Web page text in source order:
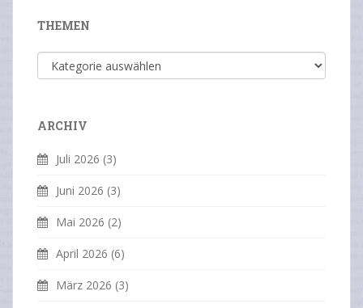
THEMEN
Themen
ARCHIV
Juli 2026 (3)
Juni 2026 (3)
Mai 2026 (2)
April 2026 (6)
März 2026 (3)